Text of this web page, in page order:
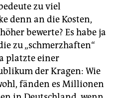
zu viel
denn an die Kosten,
bewerte? Es habe ja
zu „schmerzhaften“
platzte einer
der Kragen: Wie
fänden es Millionen